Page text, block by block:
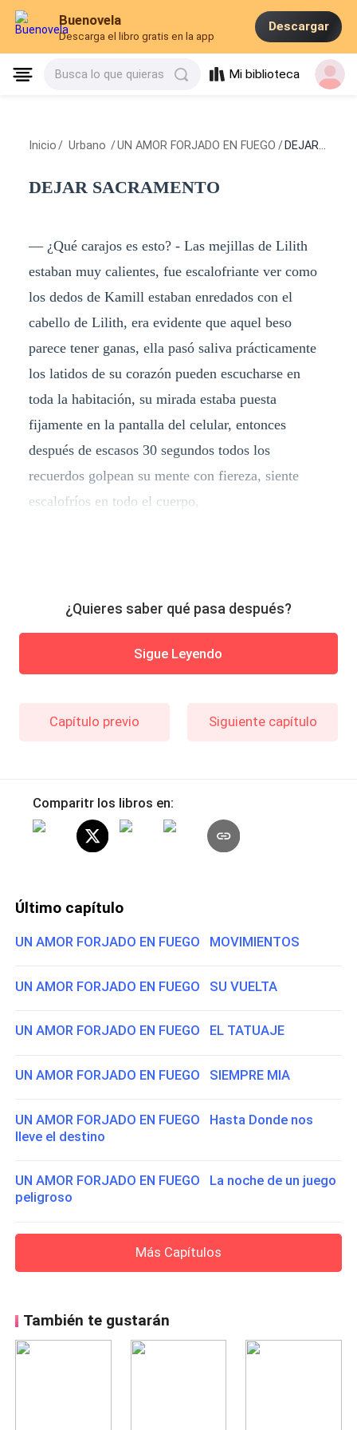
Buenovela
Descarga el libro gratis en la app
Descargar
Busca lo que quieras Mi biblioteca
Inicio / Urbano /UN AMOR FORJADO EN FUEGO / DEJAR SACRAMENTO
DEJAR SACRAMENTO
— ¿Qué carajos es esto? - Las mejillas de Lilith
estaban muy calientes, fue escalofriante ver como
los dedos de Kamill estaban enredados con el
cabello de Lilith, era evidente que aquel beso
parece tener ganas, ella pasó saliva prácticamente
los latidos de su corazón pueden escucharse en
toda la habitación, su mirada estaba puesta
fijamente en la pantalla del celular, entonces
después de escasos 30 segundos todos los
recuerdos golpean su mente con fiereza, siente
escalofríos en todo el cuerpo,
¿Quieres saber qué pasa después?
Sigue Leyendo
Capítulo previo Siguiente capítulo
Comparitr los libros en:
Último capítulo
UN AMOR FORJADO EN FUEGO MOVIMIENTOS
UN AMOR FORJADO EN FUEGO SU VUELTA
UN AMOR FORJADO EN FUEGO EL TATUAJE
UN AMOR FORJADO EN FUEGO SIEMPRE MIA
UN AMOR FORJADO EN FUEGO Hasta Donde nos
lleve el destino
UN AMOR FORJADO EN FUEGO La noche de un juego
peligroso
Más Capítulos
También te gustarán